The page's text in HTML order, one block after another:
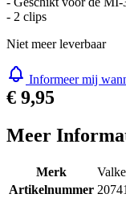
- 2 clips
Niet meer leverbaar
Informeer mij
€ 9,95
Meer
Merk
Artikelnummer